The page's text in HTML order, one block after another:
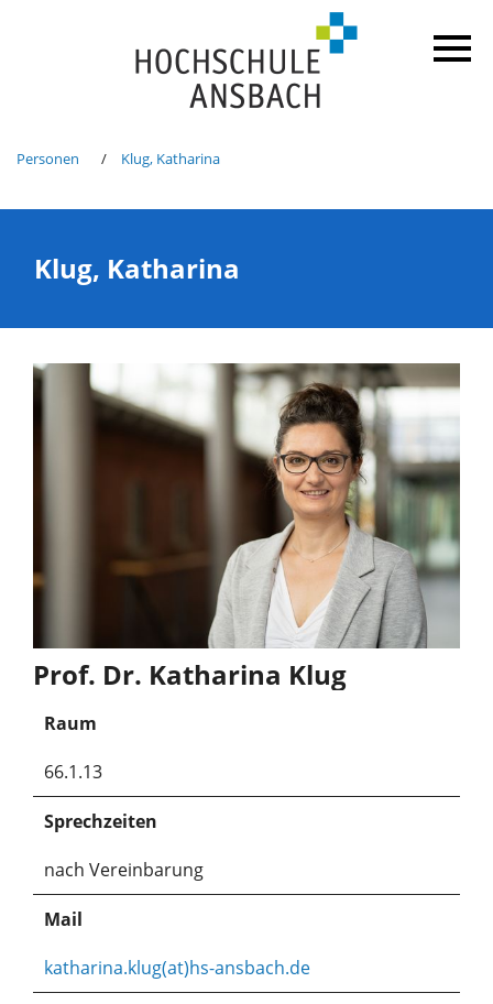
Personen Klug, Katharina
Klug, Katharina
Prof. Dr. Katharina Klug
Raum
66.1.13
Sprechzeiten
nach Vereinbarung
Mail
katharina.klug(at)hs-ansbach.de